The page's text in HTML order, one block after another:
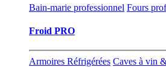
Bain-marie professionnel Fours
Froid PRO
Armoires Réfrigérées Caves à vin